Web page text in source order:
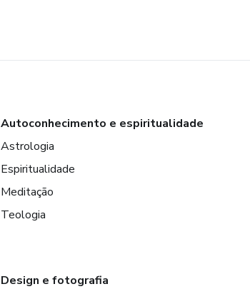
Autoconhecimento e espiritualidade
Astrologia
Espiritualidade
Meditação
Teologia
Design e fotografia